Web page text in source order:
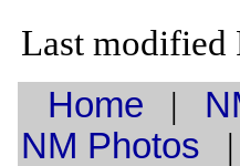
Last modified
Home |
NM Photos |